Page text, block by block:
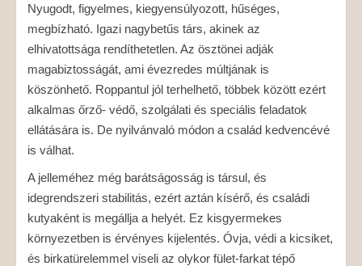
Nyugodt, figyelmes, kiegyensúlyozott, hűséges,
megbízható. Igazi nagybetűs társ, akinek az
elhivatottsága rendíthetetlen. Az ösztönei adják
magabiztosságát, ami évezredes múltjának is
köszönhető. Roppantul jól terhelhető, többek között ezért
alkalmas őrző- védő, szolgálati és speciális feladatok
ellátására is. De nyilvánvaló módon a család kedvencévé
is válhat.
A jelleméhez még barátságosság is társul, és
idegrendszeri stabilitás, ezért aztán kísérő, és családi
kutyaként is megállja a helyét. Ez kisgyermekes
környezetben is érvényes kijelentés. Óvja, védi a kicsiket,
és birkatürelemmel viseli az olykor fület-farkat tépő